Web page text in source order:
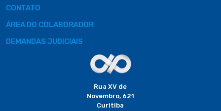
CONTATO
ÁREA DO COLABORADOR
DEMANDAS JUDICIAIS
Rua XV de
Novembro, 621
Curitiba